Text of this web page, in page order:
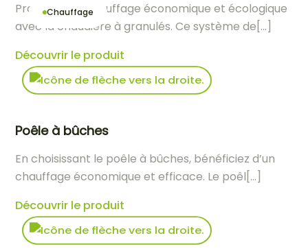
Profitez d’un chauffage économique et écologique
avec la chaudière à granulés. Ce système de[...]
Découvrir le produit
Poêle à bûches
En choisissant le poêle à bûches, bénéficiez d’un
chauffage économique et efficace. Le poêl[...]
Découvrir le produit
Chauffage